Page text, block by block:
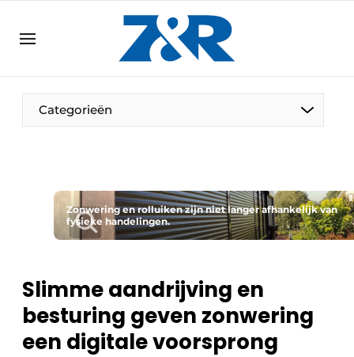
DE EN
NL
Categorieën
Zonwering en rolluiken zijn niet langer afhankelijk van
fysieke handelingen.
Slimme aandrijving en
besturing geven zonwering
een digitale voorsprong